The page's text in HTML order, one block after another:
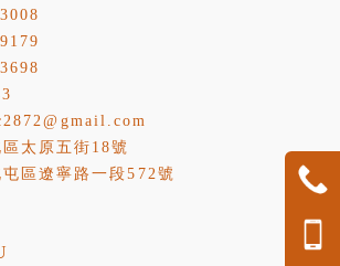
太原五街18號
區遼寧路一段572號